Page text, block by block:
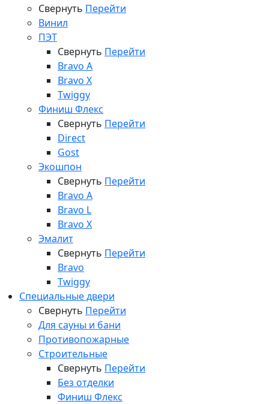
Свернуть Перейти
Винил
ПЭТ
Свернуть Перейти
Bravo A
Bravo X
Twiggy
Финиш Флекс
Свернуть Перейти
Direct
Gost
Экошпон
Свернуть Перейти
Bravo A
Bravo L
Bravo X
Эмалит
Свернуть Перейти
Bravo
Twiggy
Специальные двери
Свернуть Перейти
Для сауны и бани
Противопожарные
Строительные
Свернуть Перейти
Без отделки
Финиш Флекс